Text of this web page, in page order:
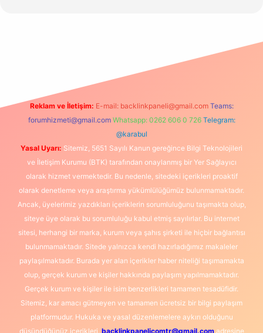
Reklam ve İletişim: E-mail: backlinkpaneli@gmail.com Teams:
forumhizmeti@gmail.com Whatsapp: 0262 606 0 726 Telegram:
@karabul
Yasal Uyarı: Sitemiz, 5651 Sayılı Kanun gereğince Bilgi Teknolojileri
ve İletişim Kurumu (BTK) tarafından onaylanmış bir Yer Sağlayıcı
olarak hizmet vermektedir. Bu nedenle, sitedeki içerikleri proaktif
olarak denetleme veya araştırma yükümlülüğümüz bulunmamaktadır.
Ancak, üyelerimiz yazdıkları içeriklerin sorumluluğunu taşımakta olup,
siteye üye olarak bu sorumluluğu kabul etmiş sayılırlar. Bu internet
sitesi, herhangi bir marka, kurum veya şahıs şirketi ile hiçbir bağlantısı
bulunmamaktadır. Sitede yalnızca kendi hazırladığımız makaleler
paylaşılmaktadır. Burada yer alan içerikler haber niteliği taşımamakta
olup, gerçek kurum ve kişiler hakkında paylaşım yapılmamaktadır.
Gerçek kurum ve kişiler ile isim benzerlikleri tamamen tesadüfidir.
Sitemiz, kar amacı gütmeyen ve tamamen ücretsiz bir bilgi paylaşım
platformudur. Hukuka ve yasal düzenlemelere aykırı olduğunu
düşündüğünüz içerikleri, backlinkpanelicomtr@gmail.comadresine